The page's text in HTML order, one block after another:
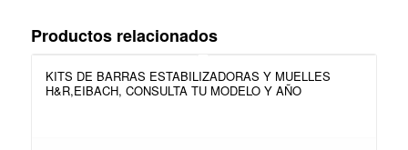
Productos relacionados
KITS DE BARRAS ESTABILIZADORAS Y MUELLES
H&R,EIBACH, CONSULTA TU MODELO Y AÑO